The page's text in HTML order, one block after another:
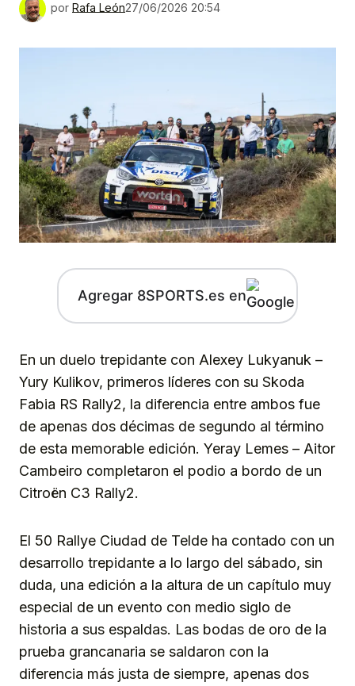
por Rafa León27/06/2026 20:54
Agregar 8SPORTS.es en
En un duelo trepidante con Alexey Lukyanuk –
Yury Kulikov, primeros líderes con su Skoda
Fabia RS Rally2, la diferencia entre ambos fue
de apenas dos décimas de segundo al término
de esta memorable edición. Yeray Lemes – Aitor
Cambeiro completaron el podio a bordo de un
Citroën C3 Rally2.
El 50 Rallye Ciudad de Telde ha contado con un
desarrollo trepidante a lo largo del sábado, sin
duda, una edición a la altura de un capítulo muy
especial de un evento con medio siglo de
historia a sus espaldas. Las bodas de oro de la
prueba grancanaria se saldaron con la
diferencia más justa de siempre, apenas dos